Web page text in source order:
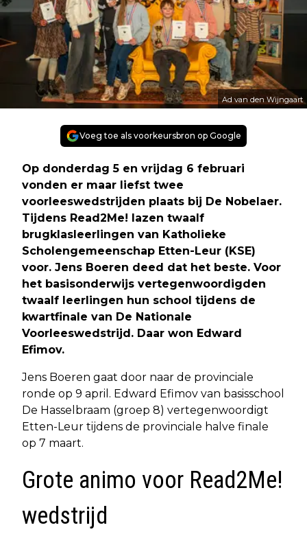
Ad van den Wijngaart
Voeg toe als voorkeursbron op Google
Op donderdag 5 en vrijdag 6 februari
vonden er maar liefst twee
voorleeswedstrijden plaats bij De Nobelaer.
Tijdens Read2Me! lazen twaalf
brugklasleerlingen van Katholieke
Scholengemeenschap Etten-Leur (KSE)
voor. Jens Boeren deed dat het beste. Voor
het basisonderwijs vertegenwoordigden
twaalf leerlingen hun school tijdens de
kwartfinale van De Nationale
Voorleeswedstrijd. Daar won Edward
Efimov.
Jens Boeren gaat door naar de provinciale
ronde op 9 april. Edward Efimov van basisschool
De Hasselbraam (groep 8) vertegenwoordigt
Etten-Leur tijdens de provinciale halve finale
op 7 maart.
Grote animo voor Read2Me!
wedstrijd